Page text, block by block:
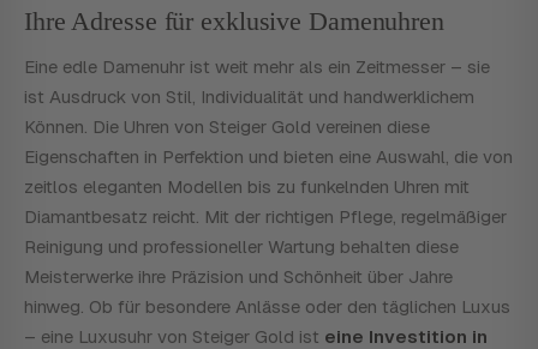
Ihre Adresse für exklusive Damenuhren
Eine edle Damenuhr ist weit mehr als ein Zeitmesser – sie
ist Ausdruck von Stil, Individualität und handwerklichem
Können. Die Uhren von Steiger Gold vereinen diese
Eigenschaften in Perfektion und bieten eine Auswahl, die von
zeitlos eleganten Modellen bis zu funkelnden Uhren mit
Diamantbesatz reicht. Mit der richtigen Pflege, regelmäßiger
Reinigung und professioneller Wartung behalten diese
Meisterwerke ihre Präzision und Schönheit über Jahre
hinweg. Ob für besondere Anlässe oder den täglichen Luxus
– eine Luxusuhr von Steiger Gold ist eine Investition in